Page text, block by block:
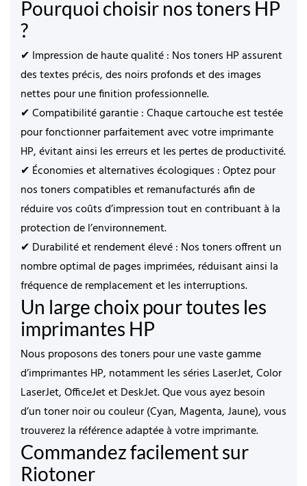
Pourquoi choisir nos toners HP
?
✔ Impression de haute qualité: Nos toners HP assurent
des textes précis, des noirs profonds et des images
nettes pour une finition professionnelle.
✔Compatibilité garantie: Chaque cartouche est testée
pour fonctionner parfaitement avec votre imprimante
HP, évitant ainsi les erreurs et les pertes de productivité.
✔ Économies et alternatives écologiques : Optez pour
nostoners compatibles et remanufacturésafin de
réduire vos coûts d’impression tout en contribuant à la
protection de l’environnement.
✔ Durabilité et rendement élevé: Nos toners offrent un
nombre optimal de pages imprimées, réduisant ainsi la
fréquence de remplacement et les interruptions.
Un large choix pour toutes les
imprimantes HP
Nous proposons des toners pour une vaste gamme
d’imprimantes HP, notamment les séries LaserJet, Color
LaserJet, OfficeJet et DeskJet. Que vous ayez besoin
d’untoner noir ou couleur (Cyan, Magenta, Jaune), vous
trouverez la référence adaptée à votre imprimante.
Commandez facilement sur
Riotoner